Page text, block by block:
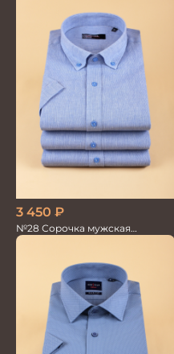
3 450 ₽
№28 Сорочка мужская
кор.рукав